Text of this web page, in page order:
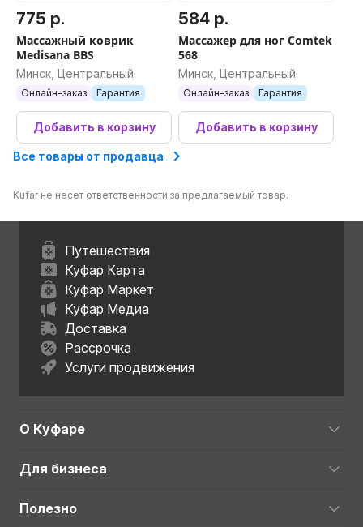
775 р.
Массажный коврик
Medisana BBS
Минск, Центральный
Онлайн-заказ Гарантия
Добавить в корзину
584 р.
Массажер для ног Comtek
568
Минск, Центральный
Онлайн-заказ Гарантия
Добавить в корзину
Все товары от продавца
Kufar не несет ответственности за предлагаемый товар.
Путешествия
Куфар Карта
Куфар Маркет
Куфар Медиа
Доставка
Рассрочка
Услуги продвижения
О Куфаре
Для бизнеса
Полезно